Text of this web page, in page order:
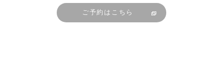
ご予約はこちら